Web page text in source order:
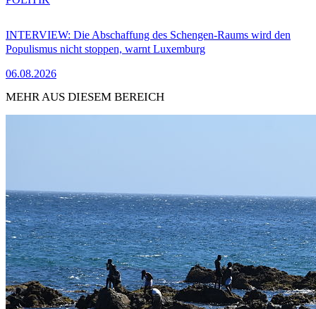
INTERVIEW: Die Abschaffung des Schengen-Raums wird den
Populismus nicht stoppen, warnt Luxemburg
06.08.2026
MEHR AUS DIESEM BEREICH